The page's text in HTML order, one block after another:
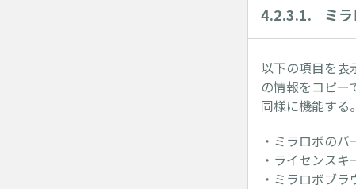
4.2.3.1. ミラ
以下の項目を表
の情報をコピ
同様に機能する。
・ミラロ
・ライ
・ミラロボブ